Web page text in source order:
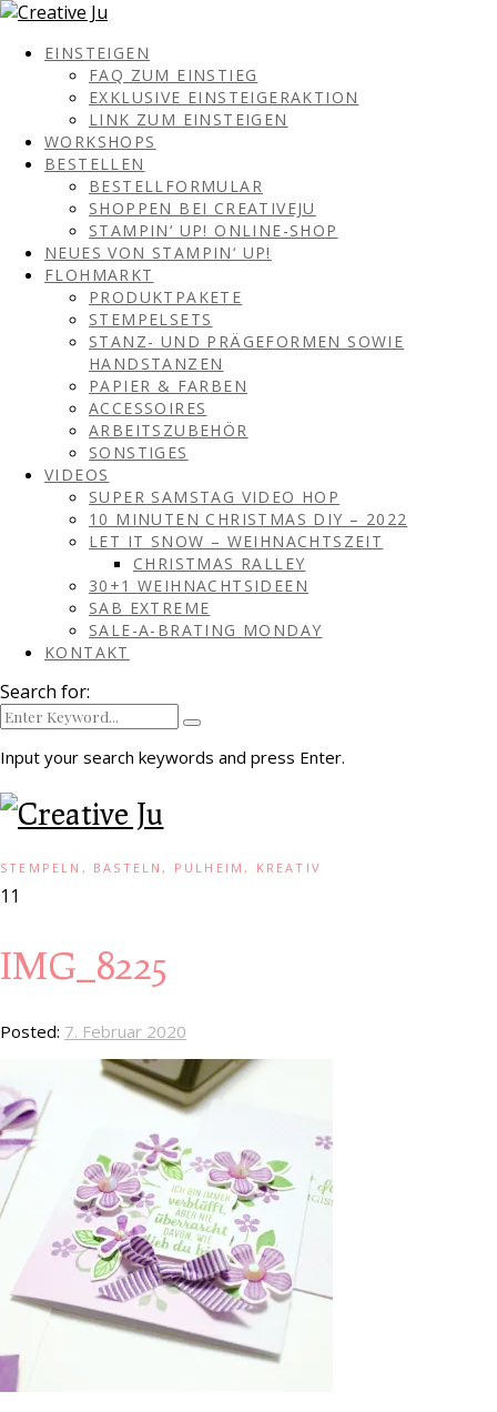
EINSTEIGEN
FAQ ZUM EINSTIEG
EXKLUSIVE EINSTEIGERAKTION
LINK ZUM EINSTEIGEN
WORKSHOPS
BESTELLEN
BESTELLFORMULAR
SHOPPEN BEI CREATIVEJU
STAMPIN‘ UP! ONLINE-SHOP
NEUES VON STAMPIN‘ UP!
FLOHMARKT
PRODUKTPAKETE
STEMPELSETS
STANZ- UND PRÄGEFORMEN SOWIE
HANDSTANZEN
PAPIER & FARBEN
ACCESSOIRES
ARBEITSZUBEHÖR
SONSTIGES
VIDEOS
SUPER SAMSTAG VIDEO HOP
10 MINUTEN CHRISTMAS DIY – 2022
LET IT SNOW – WEIHNACHTSZEIT
CHRISTMAS RALLEY
30+1 WEIHNACHTSIDEEN
SAB EXTREME
SALE-A-BRATING MONDAY
KONTAKT
Search for:
Input your search keywords and press Enter.
STEMPELN, BASTELN, PULHEIM, KREATIV
11
IMG_8225
Posted: 7. Februar 2020